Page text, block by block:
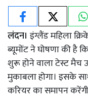
लंदन। इंग्लैंड महिला
ब्यूमोंट ने घोषणा की है
शुरू होने वाला टेस्ट मैच
मुकाबला होगा। इसके
करियर का समापन